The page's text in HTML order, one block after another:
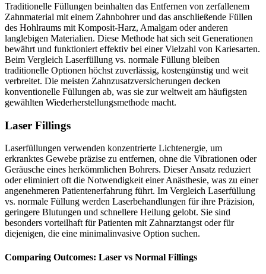
Traditionelle Füllungen beinhalten das Entfernen von zerfallenem
Zahnmaterial mit einem Zahnbohrer und das anschließende Füllen
des Hohlraums mit Komposit-Harz, Amalgam oder anderen
langlebigen Materialien. Diese Methode hat sich seit Generationen
bewährt und funktioniert effektiv bei einer Vielzahl von Kariesarten.
Beim Vergleich Laserfüllung vs. normale Füllung bleiben
traditionelle Optionen höchst zuverlässig, kostengünstig und weit
verbreitet. Die meisten Zahnzusatzversicherungen decken
konventionelle Füllungen ab, was sie zur weltweit am häufigsten
gewählten Wiederherstellungsmethode macht.
Laser Fillings
Laserfüllungen verwenden konzentrierte Lichtenergie, um
erkranktes Gewebe präzise zu entfernen, ohne die Vibrationen oder
Geräusche eines herkömmlichen Bohrers. Dieser Ansatz reduziert
oder eliminiert oft die Notwendigkeit einer Anästhesie, was zu einer
angenehmeren Patientenerfahrung führt. Im Vergleich Laserfüllung
vs. normale Füllung werden Laserbehandlungen für ihre Präzision,
geringere Blutungen und schnellere Heilung gelobt. Sie sind
besonders vorteilhaft für Patienten mit Zahnarztangst oder für
diejenigen, die eine minimalinvasive Option suchen.
Comparing Outcomes: Laser vs Normal Fillings